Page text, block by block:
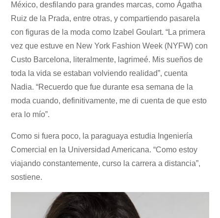
México, desfilando para grandes marcas, como Ágatha
Ruiz de la Prada, entre otras, y compartiendo pasarela
con figuras de la moda como Izabel Goulart. “La primera
vez que estuve en New York Fashion Week (NYFW) con
Custo Barcelona, literalmente, lagrimeé. Mis sueños de
toda la vida se estaban volviendo realidad”, cuenta
Nadia. “Recuerdo que fue durante esa semana de la
moda cuando, definitivamente, me di cuenta de que esto
era lo mío”.
Como si fuera poco, la paraguaya estudia Ingeniería
Comercial en la Universidad Americana. “Como estoy
viajando constantemente, curso la carrera a distancia”,
sostiene.